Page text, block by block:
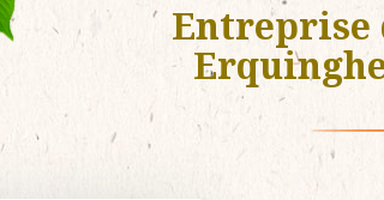
Entreprise